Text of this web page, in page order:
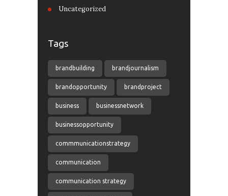
Uncategorized
Tags
brandbuilding brandjournalism
brandopportunity brandproject
business businessnetwork
businessopportunity
commmunicationstrategy
communication
communication strategy